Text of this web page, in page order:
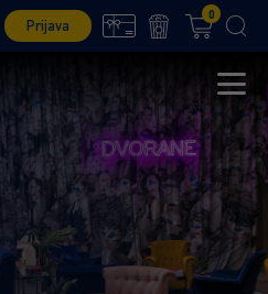
Prijava
0